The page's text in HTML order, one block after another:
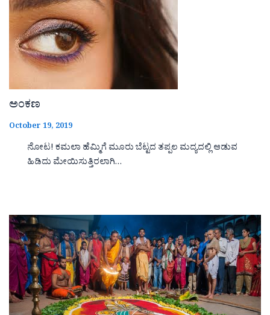
ಅಂಕಣ
October 19, 2019
ನೋಟ! ಕಮಲಾ ಹೆಮ್ಮಿಗೆ ಮೂರು ಬೆಟ್ಟದ ತಪ್ಪಲ ಮದ್ಯದಲ್ಲಿ ಆಡುವ
ಹಿಡಿದು ಮೇಯಿಸುತ್ತಿರಲಾಗಿ…